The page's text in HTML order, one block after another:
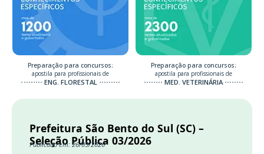
Preparação para concursos:
apostila para profissionais de
ENG. FLORESTAL
Preparação para concursos:
apostila para profissionais de
MED. VETERINÁRIA
Prefeitura São Bento do Sul (SC) –
Seleção Pública 03/2026
Publicado em: 26/05/2026